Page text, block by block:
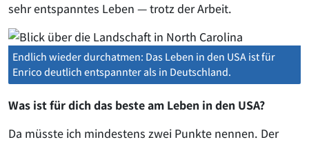
sehr entspanntes Leben — trotz der Arbeit.
Endlich wieder durchatmen: Das Leben in den USA ist für
Enrico deutlich entspannter als in Deutschland.
Was ist für dich das beste am Leben in den USA?
Da müsste ich mindestens zwei Punkte nennen. Der